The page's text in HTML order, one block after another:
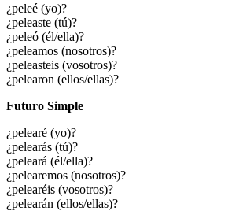
¿peleé (yo)?
¿peleaste (tú)?
¿peleó (él/ella)?
¿peleamos (nosotros)?
¿peleasteis (vosotros)?
¿pelearon (ellos/ellas)?
Futuro Simple
¿pelearé (yo)?
¿pelearás (tú)?
¿peleará (él/ella)?
¿pelearemos (nosotros)?
¿pelearéis (vosotros)?
¿pelearán (ellos/ellas)?